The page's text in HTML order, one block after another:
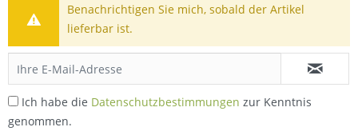
Benachrichtigen Sie mich, sobald der Artikel
lieferbar ist.
Ich habe die Datenschutzbestimmungen zur Kenntnis
genommen.